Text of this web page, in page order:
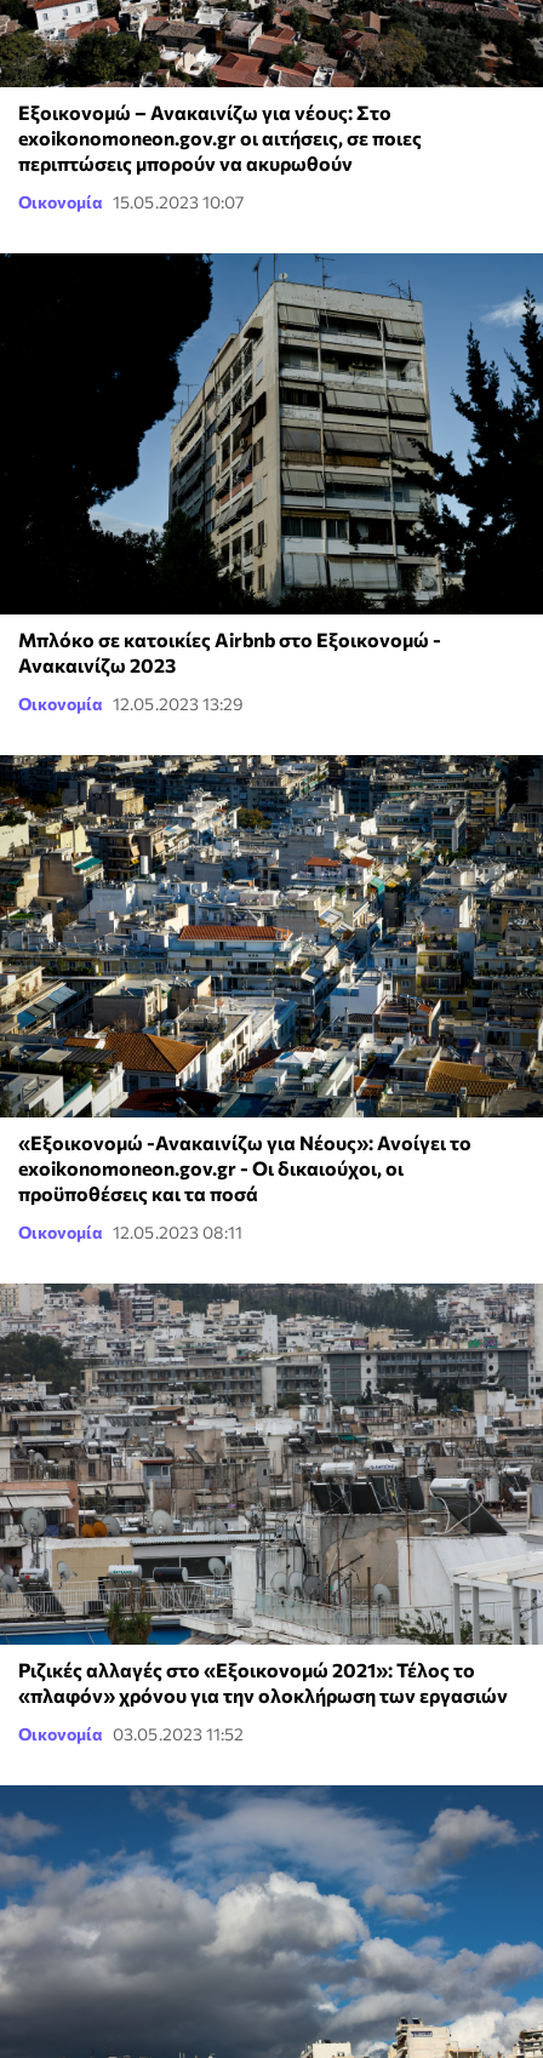
Εξοικονομώ – Ανακαινίζω για νέους: Στο
exoikonomoneon.gov.gr οι αιτήσεις, σε ποιες
περιπτώσεις μπορούν να ακυρωθούν
Οικονομία 15.05.2023 10:07
Μπλόκο σε κατοικίες Airbnb στο Εξοικονομώ -
Ανακαινίζω 2023
Οικονομία 12.05.2023 13:29
«Εξοικονομώ -Ανακαινίζω για Νέους»: Ανοίγει το
exoikonomoneon.gov.gr - Οι δικαιούχοι, οι
προϋποθέσεις και τα ποσά
Οικονομία 12.05.2023 08:11
Ριζικές αλλαγές στο «Εξοικονομώ 2021»: Τέλος το
«πλαφόν» χρόνου για την ολοκλήρωση των εργασιών
Οικονομία 03.05.2023 11:52